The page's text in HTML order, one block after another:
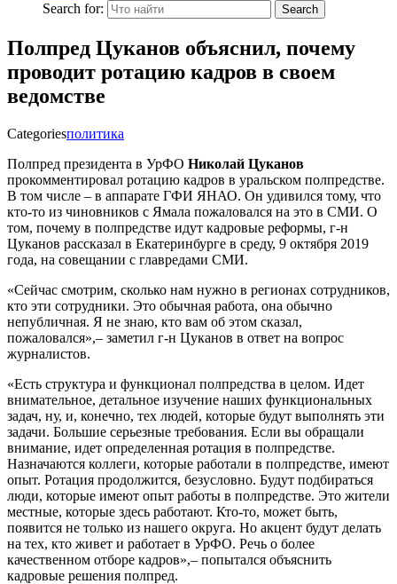
Search for:
Search
Полпред Цуканов объяснил, почему
проводит ротацию кадров в своем
ведомстве
Categoriesполитика
Полпред президента в УрФО Николай Цуканов
прокомментировал ротацию кадров в уральском полпредстве.
В том числе – в аппарате ГФИ ЯНАО. Он удивился тому, что
кто-то из чиновников с Ямала пожаловался на это в СМИ. О
том, почему в полпредстве идут кадровые реформы, г-н
Цуканов рассказал в Екатеринбурге в среду, 9 октября 2019
года, на совещании с главредами СМИ.
«Сейчас смотрим, сколько нам нужно в регионах сотрудников,
кто эти сотрудники. Это обычная работа, она обычно
непубличная. Я не знаю, кто вам об этом сказал,
пожаловался»,– заметил г-н Цуканов в ответ на вопрос
журналистов.
«Есть структура и функционал полпредства в целом. Идет
внимательное, детальное изучение наших функциональных
задач, ну, и, конечно, тех людей, которые будут выполнять эти
задачи. Большие серьезные требования. Если вы обращали
внимание, идет определенная ротация в полпредстве.
Назначаются коллеги, которые работали в полпредстве, имеют
опыт. Ротация продолжится, безусловно. Будут подбираться
люди, которые имеют опыт работы в полпредстве. Это жители
местные, которые здесь работают. Кто-то, может быть,
появится не только из нашего округа. Но акцент будут делать
на тех, кто живет и работает в УрФО. Речь о более
качественном отборе кадров»,– попытался объяснить
кадровые решения полпред.